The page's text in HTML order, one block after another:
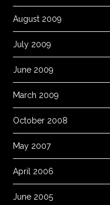
August 2009
July 2009
June 2009
March 2009
October 2008
May 2007
April 2006
June 2005